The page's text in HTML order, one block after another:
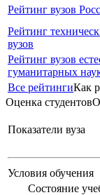
Рейтинг вузов
Рейтинг
вузов
Рейтинг вузов
гуманитарных
Все рейтингиКак
Оценка студентов
Показатели вуза
Условия обучения
Состояние